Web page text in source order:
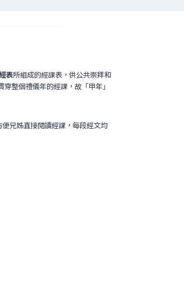
表所組成的經課表，供公共崇拜和
整個禮儀年的經課，故「甲年」
兄姊直接閱讀經課，每段經文均